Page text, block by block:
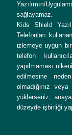
Yazılımın/
sağlayamaz.
Kids Shield
Telefonları
izlemeye uygun bir
telefon
yapılmaması
edilmesine
olmadığınız
yüklerseniz,
düzeyde işbirliği